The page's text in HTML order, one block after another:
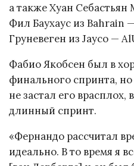
а также Хуан
Фил Баухаус из Bahrain
Груневеген из Jayco —
Фабио Якобсен был в
финального спринта,
не застал его
длинный спринт.
«Фернандо рассчитал
идеально. В то время я